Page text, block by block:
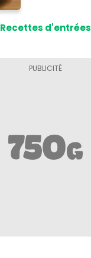
Recettes d'entrées